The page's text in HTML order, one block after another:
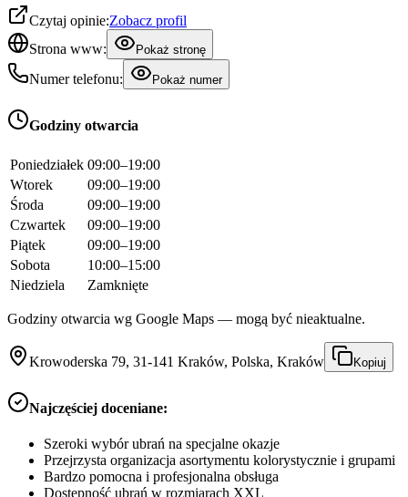
Czytaj opinie:Zobacz profil
Strona www:
Pokaż stronę
Numer telefonu: Pokaż numer
Godziny otwarcia
Poniedziałek 09:00–19:00
Wtorek
09:00–19:00
Środa
09:00–19:00
Czwartek
09:00–19:00
Piątek
09:00–19:00
Sobota
10:00–15:00
Niedziela
Zamknięte
Godziny otwarcia wg Google Maps — mogą być nieaktualne.
Krowoderska 79, 31-141 Kraków, Polska, Kraków Kopiuj
Najczęściej doceniane:
Szeroki wybór ubrań na specjalne okazje
Przejrzysta organizacja asortymentu kolorystycznie i grupami
Bardzo pomocna i profesjonalna obsługa
Dostępność ubrań w rozmiarach XXL